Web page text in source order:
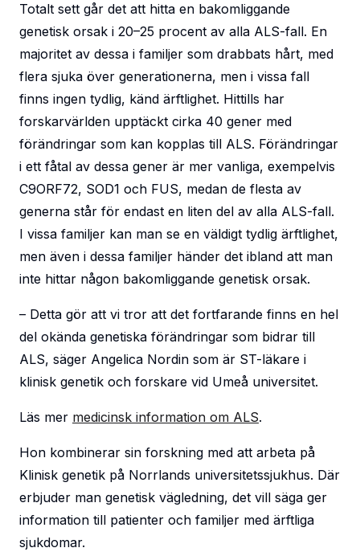
Totalt sett går det att hitta en bakomliggande
genetisk orsak i 20–25 procent av alla ALS-fall. En
majoritet av dessa i familjer som drabbats hårt, med
flera sjuka över generationerna, men i vissa fall
finns ingen tydlig, känd ärftlighet. Hittills har
forskarvärlden upptäckt cirka 40 gener med
förändringar som kan kopplas till ALS. Förändringar
i ett fåtal av dessa gener är mer vanliga, exempelvis
C9ORF72, SOD1 och FUS, medan de flesta av
generna står för endast en liten del av alla ALS-fall.
I vissa familjer kan man se en väldigt tydlig ärftlighet,
men även i dessa familjer händer det ibland att man
inte hittar någon bakomliggande genetisk orsak.
– Detta gör att vi tror att det fortfarande finns en hel
del okända genetiska förändringar som bidrar till
ALS, säger Angelica Nordin som är ST-läkare i
klinisk genetik och forskare vid Umeå universitet.
Läs mer medicinsk information om ALS.
Hon kombinerar sin forskning med att arbeta på
Klinisk genetik på Norrlands universitetssjukhus. Där
erbjuder man genetisk vägledning, det vill säga ger
information till patienter och familjer med ärftliga
sjukdomar.